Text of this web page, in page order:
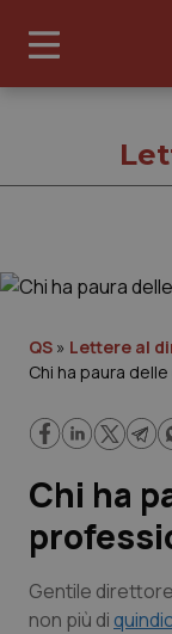
Cronache
Lavoro e
Scienza e
QS » Lettere al
Chi ha paura
Chi ha
Gentile direttore
non più di